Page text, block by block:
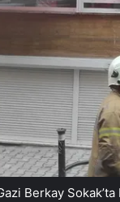
Berkay